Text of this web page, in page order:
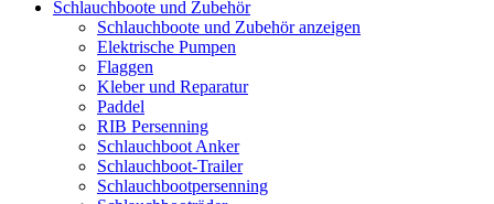
Schlauchboote und Zubehör
Schlauchboote und Zubehör anzeigen
Elektrische Pumpen
Flaggen
Kleber und Reparatur
Paddel
RIB Persenning
Schlauchboot Anker
Schlauchboot-Trailer
Schlauchbootpersenning